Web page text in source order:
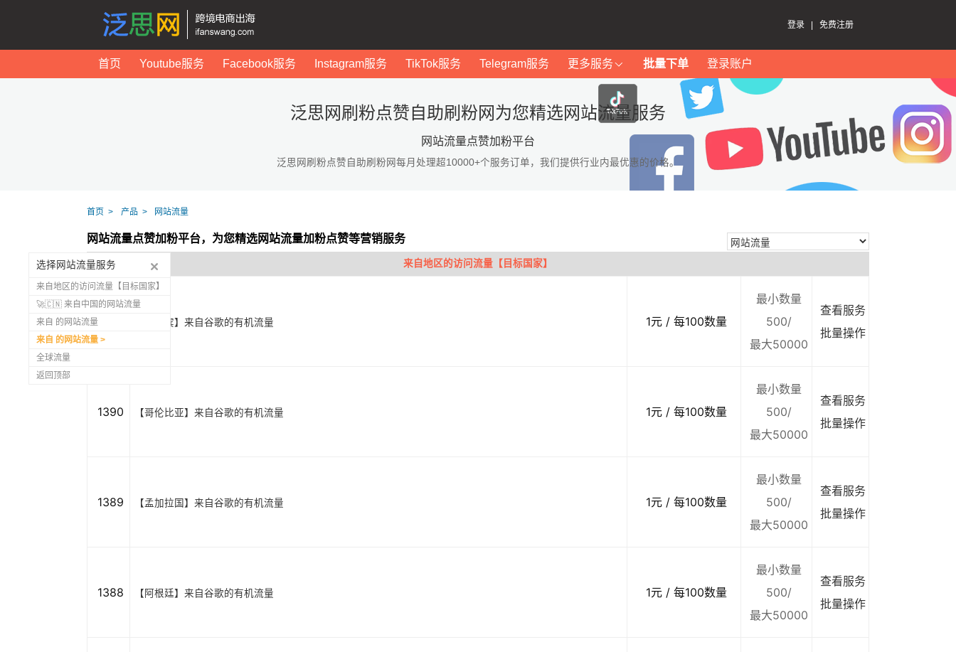
登录 免费注册
首页 Youtube服务 Facebook服务 Instagram服务 TikTok服务 Telegram服务 更多服务 批量下单 登录账户
泛思网刷粉点赞自助刷粉网为您精选网站流量服务
网站流量点赞加粉平台
泛思网刷粉点赞自助刷粉网每月处理超10000+个服务订单，我们提供行业内最优惠的价格。
首页 产品 网站流量
网站流量点赞加粉平台，为您精选网站流量加粉点赞等营销服务
来自地区的访问流量【目标国家】
【菲律宾】来自谷歌的有机流量 1元 / 每100数量
最小数量
500/
最大50000
查看服务
批量操作
1390 【哥伦比亚】来自谷歌的有机流量 1元 / 每100数量
最小数量
500/
最大50000
查看服务
批量操作
1389 【孟加拉国】来自谷歌的有机流量 1元 / 每100数量
最小数量
500/
最大50000
查看服务
批量操作
1388 【阿根廷】来自谷歌的有机流量 1元 / 每100数量
最小数量
500/
最大50000
查看服务
批量操作
选择网站流量服务
来自地区的访问流量【目标国家】
🚀🇨🇳 来自中国的网站流量
来自 的网站流量
来自 的网站流量
全球流量
返回顶部